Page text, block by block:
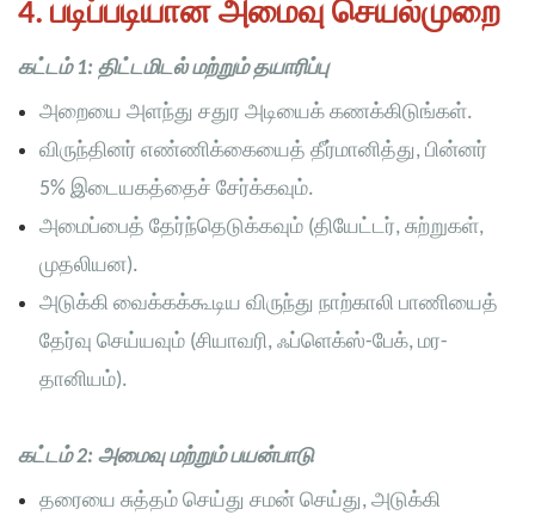
4. படிப்படியான அமைவு செயல்முறை
கட்டம் 1: திட்டமிடல் மற்றும் தயாரிப்பு
அறையை அளந்து சதுர அடியைக் கணக்கிடுங்கள்.
விருந்தினர் எண்ணிக்கையைத் தீர்மானித்து, பின்னர்
5% இடையகத்தைச் சேர்க்கவும்.
அமைப்பைத் தேர்ந்தெடுக்கவும் (தியேட்டர், சுற்றுகள்,
முதலியன).
அடுக்கி வைக்கக்கூடிய விருந்து நாற்காலி பாணியைத்
தேர்வு செய்யவும் (சியாவரி, ஃப்ளெக்ஸ்-பேக், மர-
தானியம்).
கட்டம் 2: அமைவு மற்றும் பயன்பாடு
தரையை சுத்தம் செய்து சமன் செய்து, அடுக்கி